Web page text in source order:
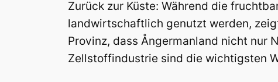
Zurück zur Küste: Während die
landwirtschaftlich genutzt werden,
Provinz, dass Ångermanland nicht nur
Zellstoffindustrie sind die wichtigsten